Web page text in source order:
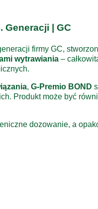
Generacji | GC
firmy GC,
wytrawiania–
, G-Premio BOND
Produkt może być
dozowanie, a